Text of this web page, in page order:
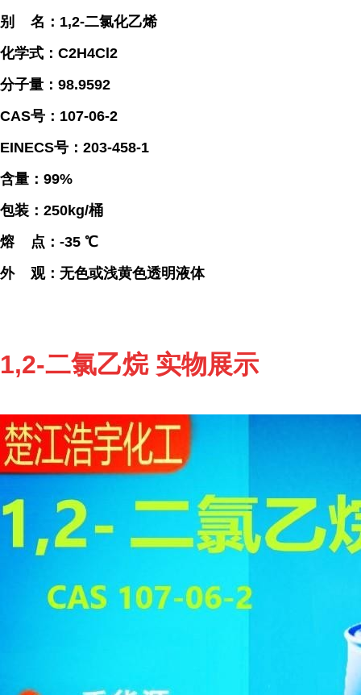
别 名：1,2-二氯化乙烯
化学式：C2H4Cl2
分子量：98.9592
CAS号：107-06-2
EINECS号：203-458-1
含量：99%
包装：250kg/桶
熔 点：-35 ℃
外 观：无色或浅黄色透明液体
1,2-二氯乙烷 实物展示